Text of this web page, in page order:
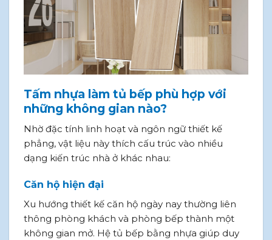
Tấm nhựa làm tủ bếp phù hợp với
những không gian nào?
Nhờ đặc tính linh hoạt và ngôn ngữ thiết kế
phẳng, vật liệu này thích cấu trúc vào nhiều
dạng kiến trúc nhà ở khác nhau:
Căn hộ hiện đại
Xu hướng thiết kế căn hộ ngày nay thường liên
thông phòng khách và phòng bếp thành một
không gian mở. Hệ tủ bếp bằng nhựa giúp duy